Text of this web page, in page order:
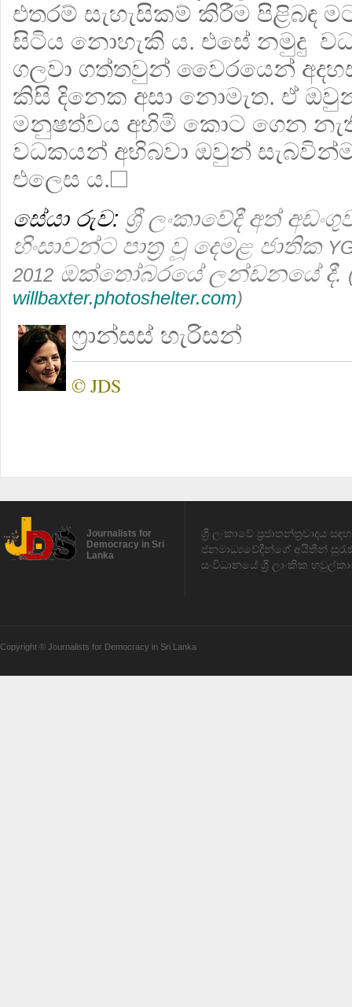
එතරම් සැහැසිකම් කිරීම පිළිබඳ
සිටිය නොහැකි ය. එසේ නමුදු
ගලවා ගත්තවුන් වෛරයෙන් අදහස්
කිසි දිනෙක අසා නොමැත. ඒ
මනුෂත්වය අහිමි කොට ගෙන
වධකයන් අභිබවා ඔවුන්
එලෙස ය.☐
සේයා රුව: ශ්‍රී ලංකාවේදී අත්
හිංසාවන්ට පාත්‍ර වූ දෙමළ ජාතික
2012 ඔක්තෝබරයේ ලන්ඩනයේ දී.
willbaxter.photoshelter.com)
ෆ්‍රාන්සස් හැරිසන්
© JDS
Journalists for
Democracy in Sri
Lanka
ශ්‍රී ලංකාවේ ප්‍රජාතන්ත්‍රවාදය
ජනමාධ්‍යවේදීන්ගේ අයිතීන්
සංවිධානයේ ශ්‍රී ලාංකික
Copyright © Journalists for Democracy in Sri Lanka